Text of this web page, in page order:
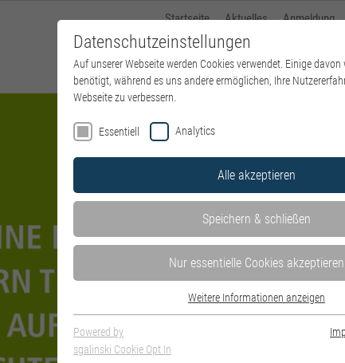
kbo-Heckscher-Klinikum
Startseite Aktuelles Anmeldung
Datenschutzeinstellungen
Auf unserer Webseite werden Cookies verwendet. Einige davon
benötigt, während es uns andere ermöglichen, Ihre
Webseite zu verbessern.
Essentiell Analytics
Alle akzeptieren
Speichern & schließen
Nur essentielle Cookies akzeptieren
Essentielle Cookies werden für grundlegende Funktionen der
Dadurch ist gewährleistet, dass die Webseite einwandfrei
Weitere Informationen anzeigen
Powered by
sgalinski Cookie Opt In